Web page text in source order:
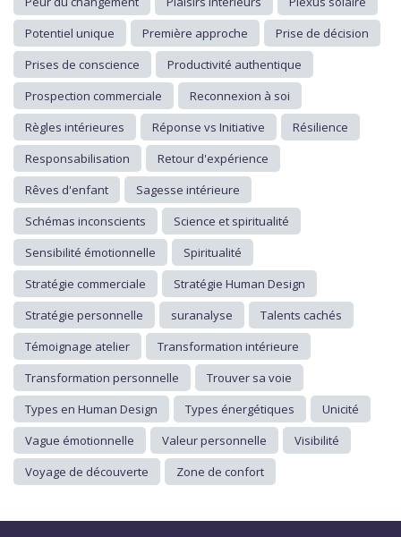
Potentiel unique
Première approche
Prise de décision
Prises de conscience
Productivité authentique
Prospection commerciale
Reconnexion à soi
Règles intérieures
Réponse vs Initiative
Résilience
Responsabilisation
Retour d'expérience
Rêves d'enfant
Sagesse intérieure
Schémas inconscients
Science et spiritualité
Sensibilité émotionnelle
Spiritualité
Stratégie commerciale
Stratégie Human Design
Stratégie personnelle
suranalyse
Talents cachés
Témoignage atelier
Transformation intérieure
Transformation personnelle
Trouver sa voie
Types en Human Design
Types énergétiques
Unicité
Vague émotionnelle
Valeur personnelle
Visibilité
Voyage de découverte
Zone de confort